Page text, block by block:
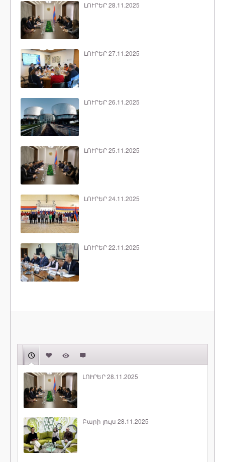
ԼՈՒՐԵՐ 28.11.2025
ԼՈՒՐԵՐ 27.11.2025
ԼՈՒՐԵՐ 26.11.2025
ԼՈՒՐԵՐ 25.11.2025
ԼՈՒՐԵՐ 24.11.2025
ԼՈՒՐԵՐ 22.11.2025
ԼՈՒՐԵՐ 28.11.2025
Բարի լույս 28.11.2025